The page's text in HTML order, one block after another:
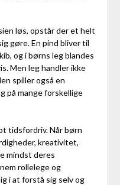
løs, opstår der et helt
gøre. En pind bliver til
og i børns leg blandes
Men leg handler ikke
spiller også en
på mange forskellige
tidsfordriv. Når børn
kreativitet,
mindst deres
rollelege og
i at forstå sig selv og